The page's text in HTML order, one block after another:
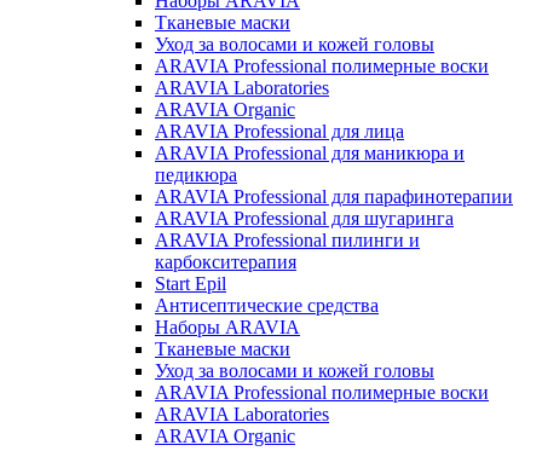
Тканевые маски
Уход за волосами и кожей головы
ARAVIA Professional полимерные воски
ARAVIA Laboratories
ARAVIA Organic
ARAVIA Professional для лица
ARAVIA Professional для маникюра и
педикюра
ARAVIA Professional для парафинотерапии
ARAVIA Professional для шугаринга
ARAVIA Professional пилинги и
карбокситерапия
Start Epil
Антисептические средства
Наборы ARAVIA
Тканевые маски
Уход за волосами и кожей головы
ARAVIA Professional полимерные воски
ARAVIA Laboratories
ARAVIA Organic